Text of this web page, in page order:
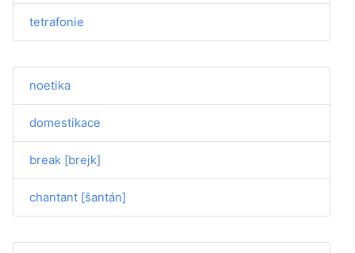
tetrafonie
noetika
domestikace
break [brejk]
chantant [šantán]